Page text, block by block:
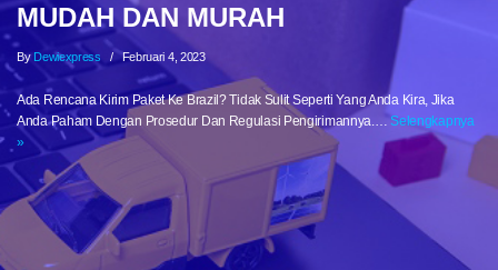
MUDAH DAN MURAH
By Dewiexpress Februari 4, 2023
Ada Rencana Kirim Paket Ke Brazil? Tidak Sulit Seperti Yang Anda Kira, Jika
Anda Paham Dengan Prosedur Dan Regulasi Pengirimannya.…Selengkapnya
»